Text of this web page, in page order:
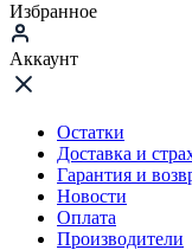
Избранное
Аккаунт
Остатки
Доставка и
Гарантия и
Новости
Оплата
Производители